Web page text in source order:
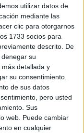
utilizar datos de
mediante las
clic para otorgarnos
1733 socios para
descrito. De
su
detallada y
su consentimiento.
de sus datos
pero usted
Sus
web. Puede cambiar
en cualquier